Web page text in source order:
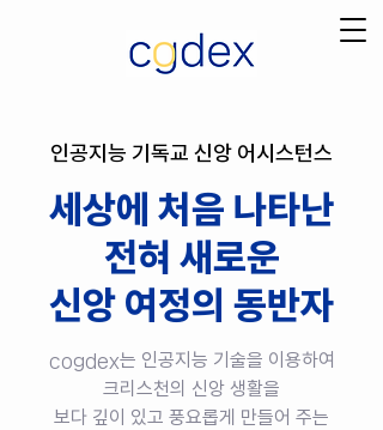
인공지능 기독교 신앙 어시스턴스
세상에 처음 나타난
전혀 새로운
​신앙 여정의 동반자
cogdex는 인공지능 기술을 이용하여
크리스천의 신앙 생활을
보다 깊이 있고 풍요롭게 만들어 주는